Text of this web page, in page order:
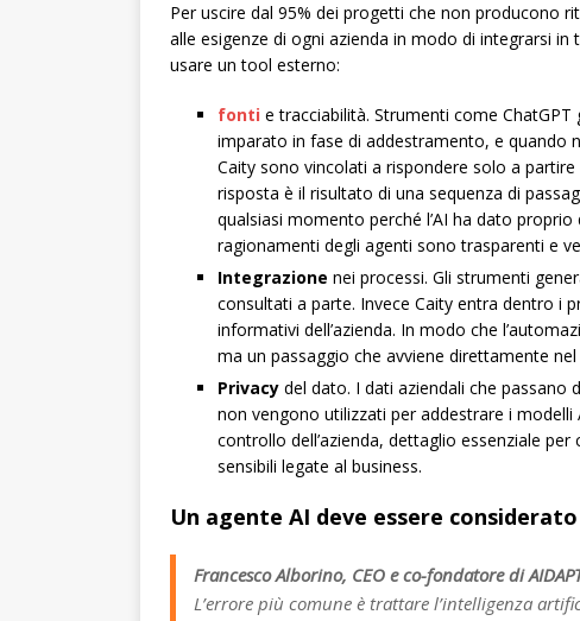
Per uscire dal 95% dei progetti che non producono
alle esigenze di ogni azienda in modo di integrarsi
usare un tool esterno:
fonti e tracciabilità. Strumenti come
imparato in fase di addestramento, e quando
Caity sono vincolati a rispondere solo a
risposta è il risultato di una sequenza di
qualsiasi momento perché l’AI ha dato
ragionamenti degli agenti sono trasparenti e
Integrazione nei processi. Gli strumenti
consultati a parte. Invece Caity entra dentro i
informativi dell’azienda. In modo che
ma un passaggio che avviene direttamente
Privacy del dato. I dati aziendali che
non vengono utilizzati per addestrare i
controllo dell’azienda, dettaglio essenziale
sensibili legate al business.
Un agente AI deve essere
Francesco Alborino, CEO e co-fondatore di
L’errore più comune è trattare l’intelligenza